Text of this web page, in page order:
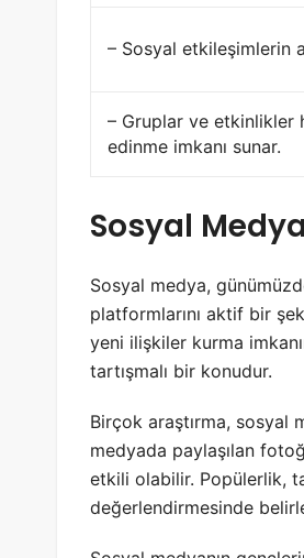
– Sosyal etkileşimlerin
– Gruplar ve etkinlikler
edinme imkanı sunar.
Sosyal
Sosyal medya,
platformlarını aktif bir
yeni ilişkiler kurma
tartışmalı bir konudur.
Birçok araştırma, sosyal
medyada paylaşılan
etkili olabilir. Popülerlik,
değerlendirmesinde